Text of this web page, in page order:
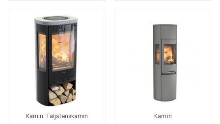
Kamin Täljstenskamin
Kamin